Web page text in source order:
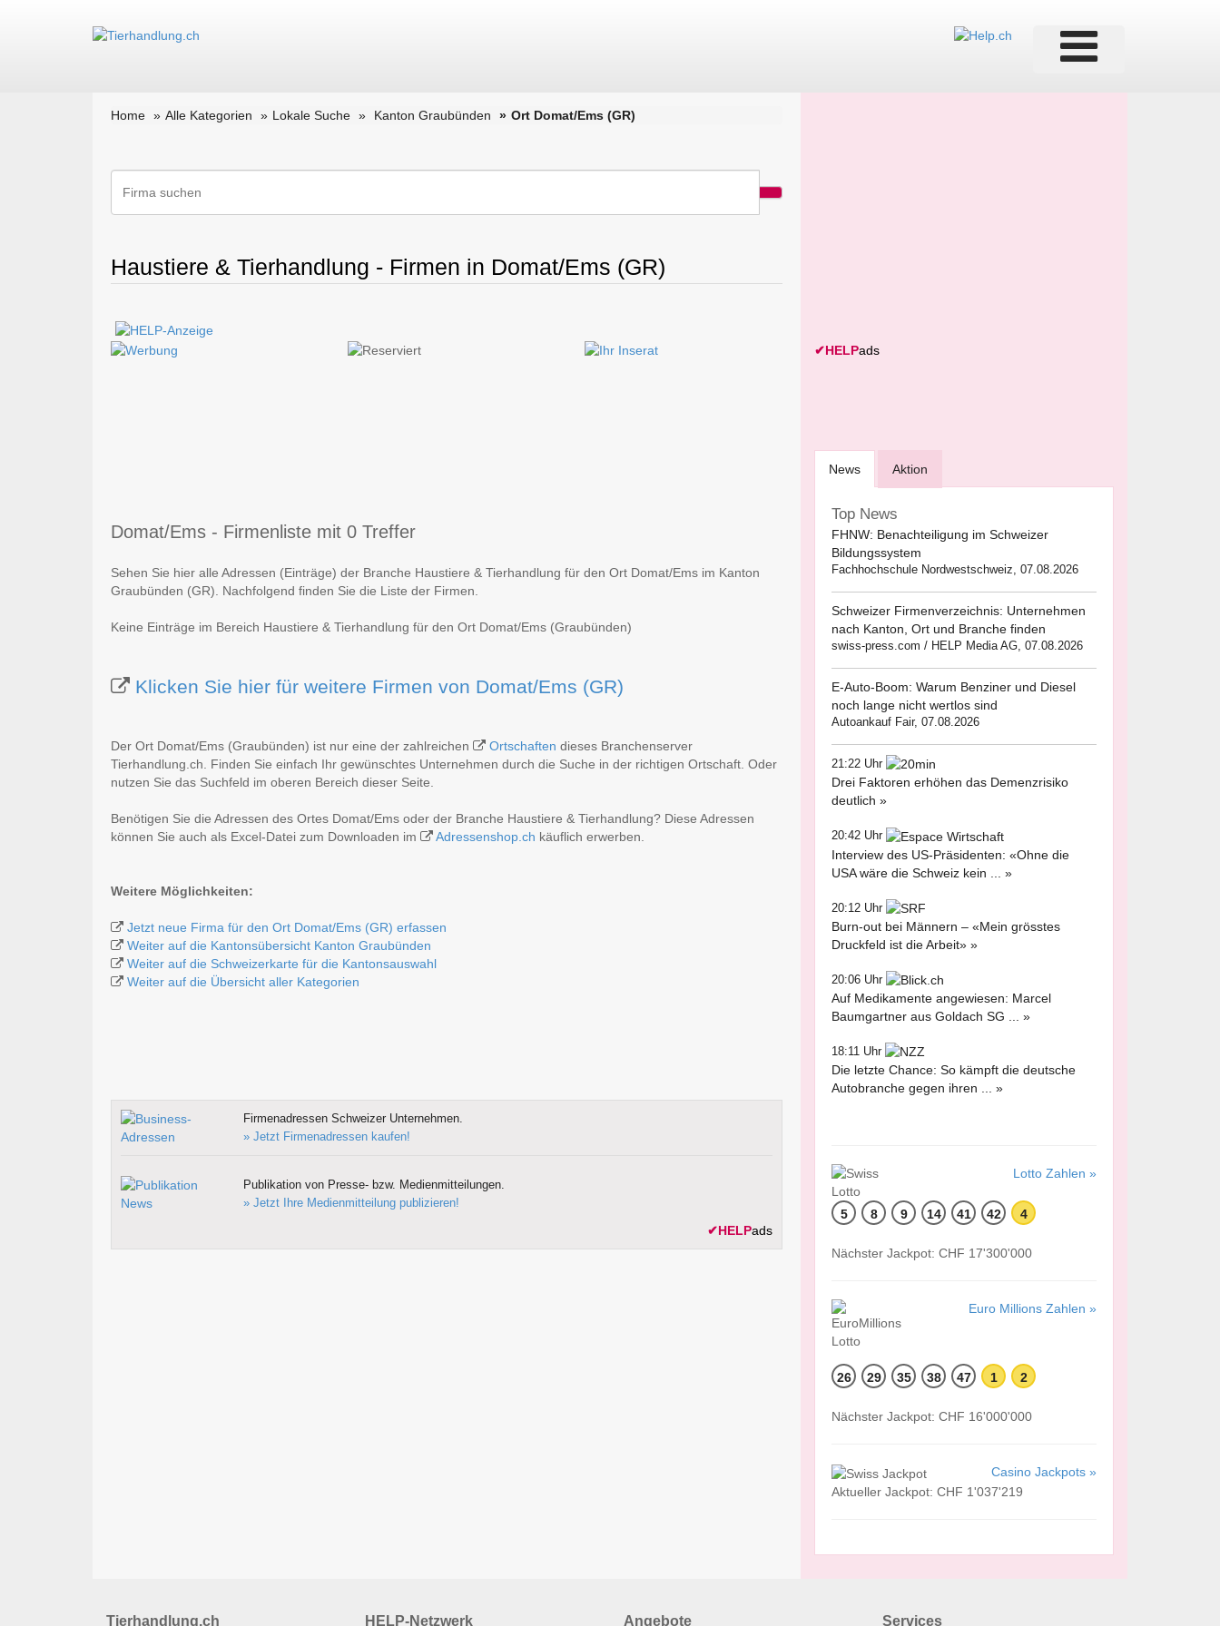
Home Alle Kategorien Lokale Suche Kanton Graubünden Ort Domat/Ems (GR)
Haustiere & Tierhandlung - Firmen in Domat/Ems (GR)
Domat/Ems - Firmenliste mit 0 Treffer
Sehen Sie hier alle Adressen (Einträge) der Branche Haustiere & Tierhandlung für den Ort Domat/Ems im Kanton
Graubünden (GR). Nachfolgend finden Sie die Liste der Firmen.
Keine Einträge im Bereich Haustiere & Tierhandlung für den Ort Domat/Ems (Graubünden)
Klicken Sie hier für weitere Firmen von Domat/Ems (GR)
Der Ort Domat/Ems (Graubünden) ist nur eine der zahlreichen Ortschaften dieses Branchenserver
Tierhandlung.ch. Finden Sie einfach Ihr gewünschtes Unternehmen durch die Suche in der richtigen Ortschaft. Oder
nutzen Sie das Suchfeld im oberen Bereich dieser Seite.
Benötigen Sie die Adressen des Ortes Domat/Ems oder der Branche Haustiere & Tierhandlung? Diese Adressen
können Sie auch als Excel-Datei zum Downloaden im
Adressenshop.ch käuflich erwerben.
Weitere Möglichkeiten:
Jetzt neue Firma für den Ort Domat/Ems (GR) erfassen
Weiter auf die Kantonsübersicht Kanton Graubünden
Weiter auf die Schweizerkarte für die Kantonsauswahl
Weiter auf die Übersicht aller Kategorien
Firmenadressen Schweizer Unternehmen.
» Jetzt Firmenadressen kaufen!
Publikation von Presse- bzw. Medienmitteilungen.
» Jetzt Ihre Medienmitteilung publizieren!
✔HELPads
✔HELPads
News Aktion
Top News
FHNW: Benachteiligung im Schweizer
Bildungssystem
Fachhochschule Nordwestschweiz, 07.08.2026
Schweizer Firmenverzeichnis: Unternehmen
nach Kanton, Ort und Branche finden
swiss-press.com / HELP Media AG, 07.08.2026
E-Auto-Boom: Warum Benziner und Diesel
noch lange nicht wertlos sind
Autoankauf Fair, 07.08.2026
21:22 Uhr
Drei Faktoren erhöhen das Demenzrisiko
deutlich »
20:42 Uhr
Interview des US-Präsidenten: «Ohne die
USA wäre die Schweiz kein ... »
20:12 Uhr
Burn-out bei Männern – «Mein grösstes
Druckfeld ist die Arbeit» »
20:06 Uhr
Auf Medikamente angewiesen: Marcel
Baumgartner aus Goldach SG ... »
18:11 Uhr
Die letzte Chance: So kämpft die deutsche
Autobranche gegen ihren ... »
Lotto Zahlen »
5 8 9 14 41 42 4
Nächster Jackpot: CHF 17'300'000
Euro Millions Zahlen »
26 29 35 38 47 1 2
Nächster Jackpot: CHF 16'000'000
Casino Jackpots »
Aktueller Jackpot: CHF 1'037'219
Tierhandlung.ch HELP-Netzwerk Angebote Services